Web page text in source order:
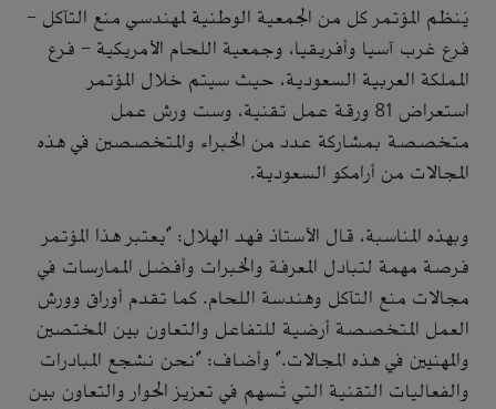
يُنظم المؤتمر كل من الجمعية الوطنية لمهندسي منع التآكل -
فرع غرب آسيا وأفريقيا، وجمعية اللحام الأمريكية - فرع
المملكة العربية السعودية، حيث سيتم خلال المؤتمر
استعراض 81 ورقة عمل تقنية، وست ورش عمل
متخصصة بمشاركة عدد من الخبراء والمتخصصين في هذه
المجالات من أرامكو السعودية.
وبهذه المناسبة، قال الأستاذ فهد الهلال: "يعتبر هذا المؤتمر
فرصة مهمة لتبادل المعرفة والخبرات وأفضل الممارسات في
مجالات منع التآكل وهندسة اللحام. كما تقدم أوراق وورش
العمل المتخصصة أرضية للتفاعل والتعاون بين المختصين
والمهنيين في هذه المجالات." وأضاف: "نحن نشجع المبادرات
والفعاليات التقنية التي تُسهم في تعزيز الحوار والتعاون بين